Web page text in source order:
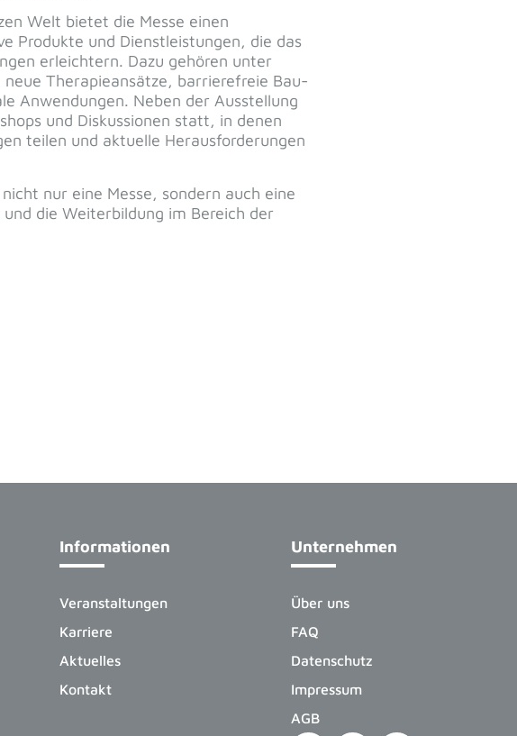
Welt bietet die Messe einen
Produkte und Dienstleistungen, die das
erleichtern. Dazu gehören unter
Therapieansätze, barrierefreie Bau-
Anwendungen. Neben der Ausstellung
und Diskussionen statt, in denen
teilen und aktuelle Herausforderungen
nur eine Messe, sondern auch eine
die Weiterbildung im Bereich der
Informationen
Veranstaltungen
Karriere
Aktuelles
Kontakt
Unternehmen
Über uns
FAQ
Datenschutz
Impressum
AGB